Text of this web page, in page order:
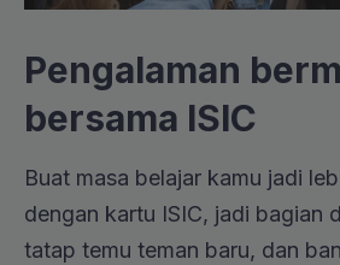
Pengalaman
bersama ISIC
Buat masa belajar kamu jadi
dengan kartu ISIC, jadi bagian
tatap temu teman baru, dan